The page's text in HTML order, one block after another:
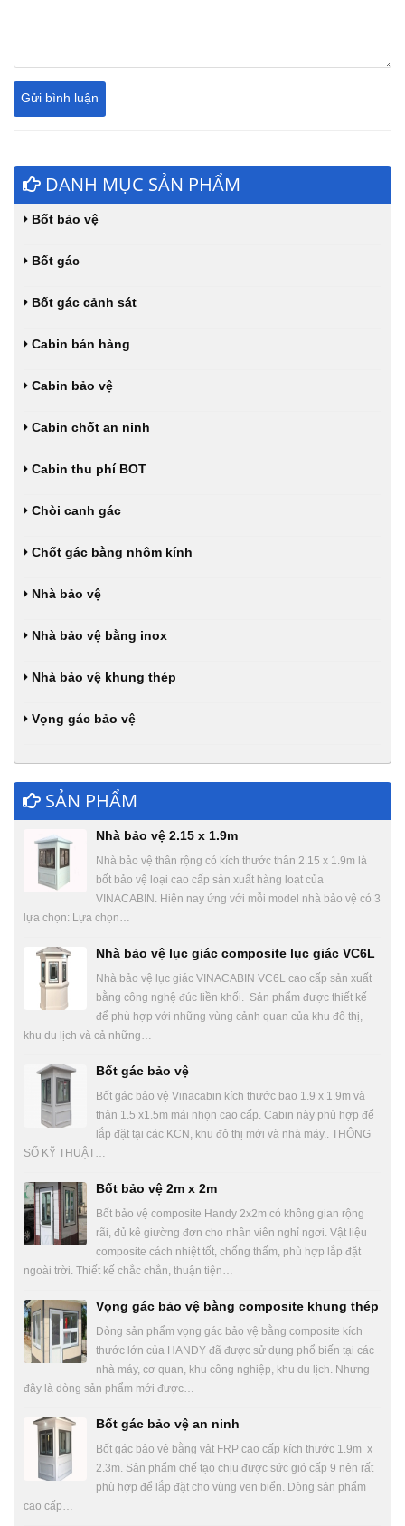
DANH MỤC SẢN PHẨM
Bốt bảo vệ
Bốt gác
Bốt gác cảnh sát
Cabin bán hàng
Cabin bảo vệ
Cabin chốt an ninh
Cabin thu phí BOT
Chòi canh gác
Chốt gác bằng nhôm kính
Nhà bảo vệ
Nhà bảo vệ bằng inox
Nhà bảo vệ khung thép
Vọng gác bảo vệ
SẢN PHẨM
Nhà bảo vệ 2.15 x 1.9m
Nhà bảo vệ thân rộng có kích thước thân 2.15 x 1.9m là
bốt bảo vệ loại cao cấp sản xuất hàng loạt của
VINACABIN. Hiện nay ứng với mỗi model nhà bảo vệ có 3
lựa chọn: Lựa chọn…
Nhà bảo vệ lục giác composite lục giác VC6L
Nhà bảo vệ lục giác VINACABIN VC6L cao cấp sản xuất
bằng công nghệ đúc liền khối. Sản phẩm được thiết kế
để phù hợp với những vùng cảnh quan của khu đô thị,
khu du lịch và cả những…
Bốt gác bảo vệ
Bốt gác bảo vệ Vinacabin kích thước bao 1.9 x 1.9m và
thân 1.5 x1.5m mái nhọn cao cấp. Cabin này phù hợp để
lắp đặt tại các KCN, khu đô thị mới và nhà máy.. THÔNG
SỐ KỸ THUẬT…
Bốt bảo vệ 2m x 2m
Bốt bảo vệ composite Handy 2x2m có không gian rộng
rãi, đủ kê giường đơn cho nhân viên nghỉ ngơi. Vật liệu
composite cách nhiệt tốt, chống thấm, phù hợp lắp đặt
ngoài trời. Thiết kế chắc chắn, thuận tiện…
Vọng gác bảo vệ bằng composite khung thép
Dòng sản phẩm vọng gác bảo vệ bằng composite kích
thước lớn của HANDY đã được sử dụng phổ biến tại các
nhà máy, cơ quan, khu công nghiệp, khu du lịch. Nhưng
đây là dòng sản phẩm mới được…
Bốt gác bảo vệ an ninh
Bốt gác bảo vệ bằng vật FRP cao cấp kích thước 1.9m x
2.3m. Sản phẩm chế tạo chịu được sức gió cấp 9 nên rất
phù hợp để lắp đặt cho vùng ven biển. Dòng sản phẩm
cao cấp…